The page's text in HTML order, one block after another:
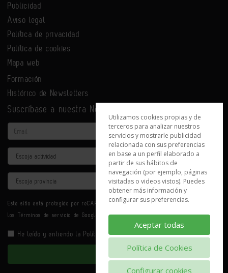
Publicidad
Aviso legal
Política de privacidad
Política de cookies
Mapa web
Formación
Histórico de Newsletters
Suscríbase a nuestra Newsletter
Email
Actividad
Provincia
Este sitio está protegido por reCAPTCHA y se aplican laPolítica de privacidad
los Términos de servicio de Google.
He leído y entiendo la Política de Privacidad
Utilizamos cookies propias y de
terceros para analizar nuestros
servicios y mostrarle publicidad
relacionada con sus preferencias
en base a un perfil elaborado a
partir de sus hábitos de
navegación (por ejemplo, páginas
visitadas o videos vistos). Puedes
obtener más información y
configurar sus preferencias.
Aceptar todas
Política de Cookies
Configurar cookies